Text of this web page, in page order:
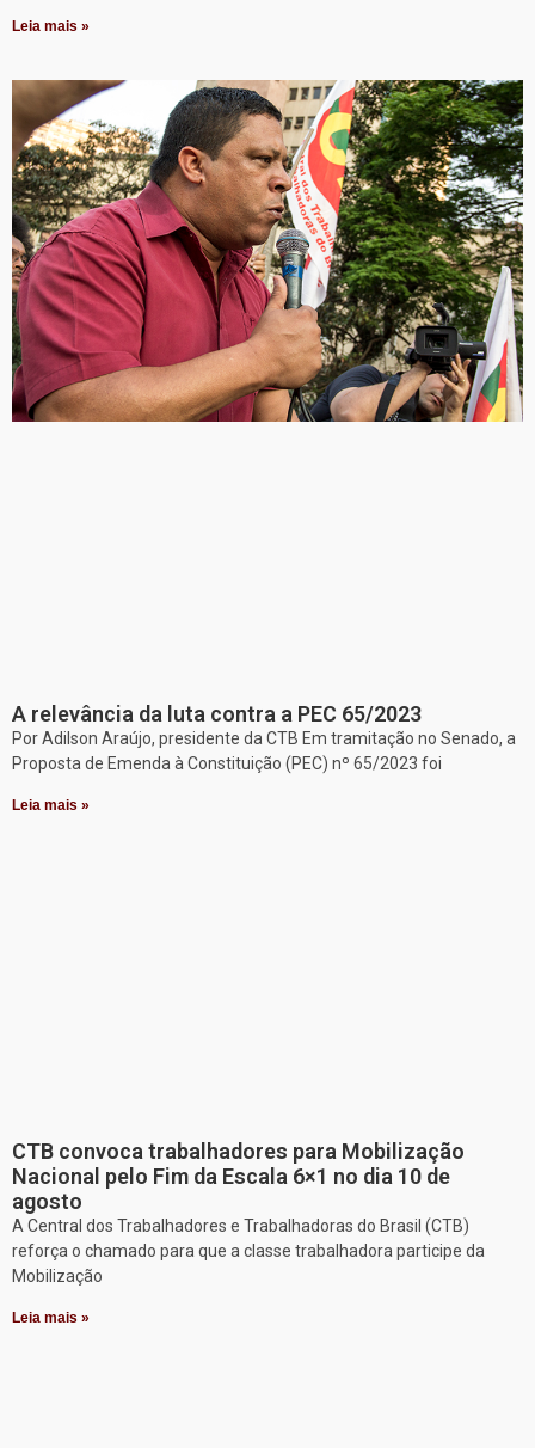
Leia mais »
A relevância da luta contra a PEC 65/2023
Por Adilson Araújo, presidente da CTB Em tramitação no Senado, a
Proposta de Emenda à Constituição (PEC) nº 65/2023 foi
Leia mais »
CTB convoca trabalhadores para Mobilização
Nacional pelo Fim da Escala 6×1 no dia 10 de
agosto
A Central dos Trabalhadores e Trabalhadoras do Brasil (CTB)
reforça o chamado para que a classe trabalhadora participe da
Mobilização
Leia mais »